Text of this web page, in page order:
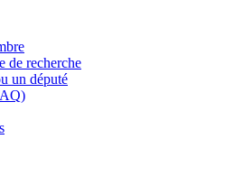
de recherche
un député